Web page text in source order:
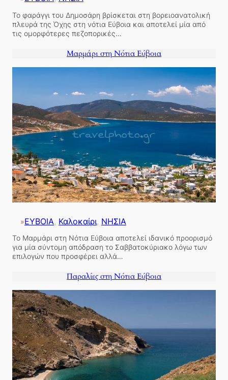
Το φαράγγι του Δημοσάρη βρίσκεται στη βορειοανατολική
πλευρά της Όχης στη νότια Εύβοια και αποτελεί μία από
τις ομορφότερες πεζοπορικές…
Μαρμάρι στη Νότια Εύβοια
»ΕΥΒΟΙΑ, Καλοκαίρι, ΝΗΣΙΑ
Το Μαρμάρι στη Νότια Εύβοια αποτελεί ιδανικό προορισμό
για μία σύντομη απόδραση το Σαββατοκύριακο λόγω των
επιλογών που προσφέρει αλλά…
Παραλίες στη Νότια Εύβοια